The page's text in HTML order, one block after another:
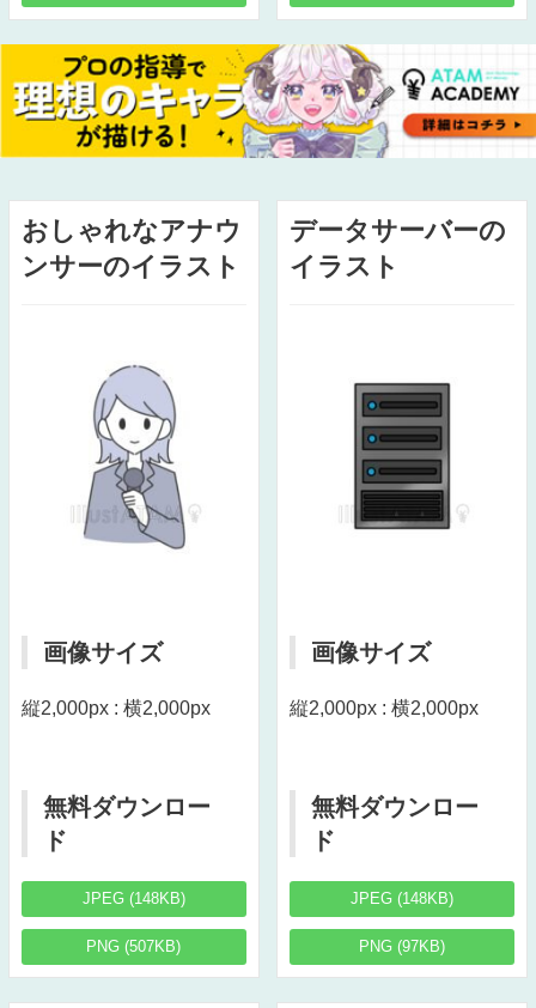
おしゃれなアナウ
ンサーのイラスト
画像サイズ
縦2,000px : 横2,000px
無料ダウンロー
ド
JPEG (148KB)
PNG (507KB)
データサーバーの
イラスト
画像サイズ
縦2,000px : 横2,000px
無料ダウンロー
ド
JPEG (148KB)
PNG (97KB)